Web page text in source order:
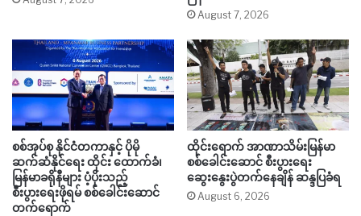
August 7, 2026
စစ်အုပ်စု နိုင်ငံတကာနှင့် ပိုမို
ဆက်ဆံနိုင်ရေး ထိုင်း ထောက်ခံ၊
မြန်မာခရိုနီများ ပံ့ပိုးသည့်
စီးပွားရေးဖိုရမ် စစ်ခေါင်းဆောင်
တက်ရောက်
ထိုင်းရောက် အာဏာသိမ်းမြန်မာ
စစ်ခေါင်းဆောင် စီးပွားရေး
ဆွေးနွေးပွဲတက်နေချိန် ဆန္ဒပြခံရ
August 6, 2026